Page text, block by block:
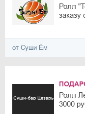
Ролл
заказу
от Суши Ём
Ролл
3000